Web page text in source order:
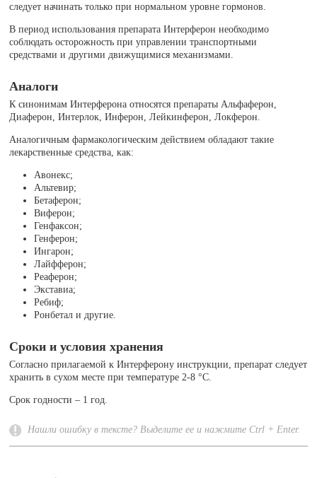
следует начинать только при нормальном уровне гормонов.
В период использования препарата Интерферон необходимо
соблюдать осторожность при управлении транспортными
средствами и другими движущимися механизмами.
Аналоги
К синонимам Интерферона относятся препараты Альфаферон,
Диаферон, Интерлок, Инферон, Лейкинферон, Локферон.
Аналогичным фармакологическим действием обладают такие
лекарственные средства, как:
Авонекс;
Альтевир;
Бетаферон;
Виферон;
Генфаксон;
Генферон;
Ингарон;
Лайфферон;
Реаферон;
Экставиа;
Ребиф;
Ронбетал и другие.
Сроки и условия хранения
Согласно прилагаемой к Интерферону инструкции, препарат следует
хранить в сухом месте при температуре 2-8 °C.
Срок годности – 1 год.
Нашли ошибку в тексте? Выделите ее и нажмите Ctrl + Enter.